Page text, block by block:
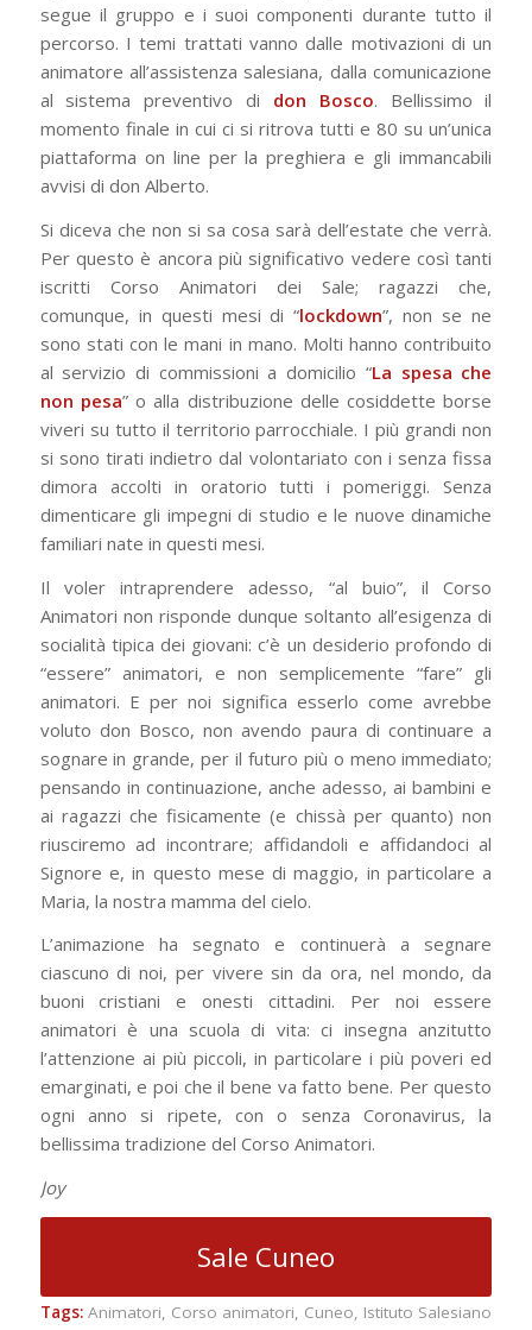
segue il gruppo e i suoi componenti durante tutto il
percorso. I temi trattati vanno dalle motivazioni di un
animatore all’assistenza salesiana, dalla comunicazione
al sistema preventivo di don Bosco. Bellissimo il
momento finale in cui ci si ritrova tutti e 80 su un’unica
piattaforma on line per la preghiera e gli immancabili
avvisi di don Alberto.
Si diceva che non si sa cosa sarà dell’estate che verrà.
Per questo è ancora più significativo vedere così tanti
iscritti Corso Animatori dei Sale; ragazzi che,
comunque, in questi mesi di “lockdown”, non se ne
sono stati con le mani in mano. Molti hanno contribuito
al servizio di commissioni a domicilio “La spesa che
non pesa” o alla distribuzione delle cosiddette borse
viveri su tutto il territorio parrocchiale. I più grandi non
si sono tirati indietro dal volontariato con i senza fissa
dimora accolti in oratorio tutti i pomeriggi. Senza
dimenticare gli impegni di studio e le nuove dinamiche
familiari nate in questi mesi.
Il voler intraprendere adesso, “al buio”, il Corso
Animatori non risponde dunque soltanto all’esigenza di
socialità tipica dei giovani: c’è un desiderio profondo di
“essere” animatori, e non semplicemente “fare” gli
animatori. E per noi significa esserlo come avrebbe
voluto don Bosco, non avendo paura di continuare a
sognare in grande, per il futuro più o meno immediato;
pensando in continuazione, anche adesso, ai bambini e
ai ragazzi che fisicamente (e chissà per quanto) non
riusciremo ad incontrare; affidandoli e affidandoci al
Signore e, in questo mese di maggio, in particolare a
Maria, la nostra mamma del cielo.
L’animazione ha segnato e continuerà a segnare
ciascuno di noi, per vivere sin da ora, nel mondo, da
buoni cristiani e onesti cittadini. Per noi essere
animatori è una scuola di vita: ci insegna anzitutto
l’attenzione ai più piccoli, in particolare i più poveri ed
emarginati, e poi che il bene va fatto bene. Per questo
ogni anno si ripete, con o senza Coronavirus, la
bellissima tradizione del Corso Animatori.
Joy
Sale Cuneo
Tags: Animatori, Corso animatori, Cuneo, Istituto Salesiano